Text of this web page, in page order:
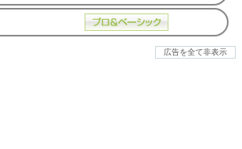
広告を全て非表示